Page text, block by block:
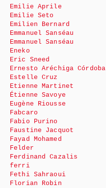
Emilie Aprile
Emilie Seto
Emilien Bernard
Emmanuel Sanséau
Emmanuel Sanséau
Eneko
Eric Sneed
Ernesto Aréchiga Córdoba
Estelle Cruz
Etienne Martinet
Étienne Savoye
Eugène Riousse
Fabcaro
Fabio Purino
Faustine Jacquot
Fayad Mohamed
Felder
Ferdinand Cazalis
ferri
Fethi Sahraoui
Florian Robin